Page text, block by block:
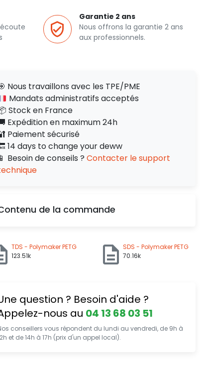
Garantie 2 ans
Nous offrons la garantie 2 ans
aux professionnels.
Nous travaillons avec les TPE/PME
Mandats administratifs acceptés
Stock en France
Expédition en maximum 24h
Paiement sécurisé
14 days to change your deww
📱 Besoin de conseils ? Contacter le support
de la commande
TDS - Polymaker PETG
123.51k
SDS - Polymaker PETG
70.16k
question ? Besoin d'aide ?
nous au 04 13 68 03 51
conseillers vous répondent du lundi au vendredi, de 9h à
et de 14h à 17h (prix d'un appel local).